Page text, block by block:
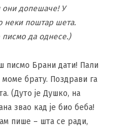
они допешаче! У
неки поштар шета.
писмо да однесе.)
писмо Брани дати! Пали
брату. Поздрави га
(Дуто је Душко, на
звао кад је био беба!
пише – шта се ради,